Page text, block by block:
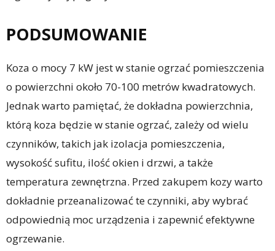
PODSUMOWANIE
Koza o mocy 7 kW jest w stanie ogrzać pomieszczenia
o powierzchni około 70-100 metrów kwadratowych.
Jednak warto pamiętać, że dokładna powierzchnia,
którą koza będzie w stanie ogrzać, zależy od wielu
czynników, takich jak izolacja pomieszczenia,
wysokość sufitu, ilość okien i drzwi, a także
temperatura zewnętrzna. Przed zakupem kozy warto
dokładnie przeanalizować te czynniki, aby wybrać
odpowiednią moc urządzenia i zapewnić efektywne
ogrzewanie.